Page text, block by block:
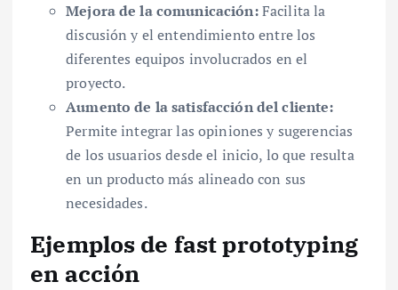
Mejora de la comunicación:Facilita la
discusión y el entendimiento entre los
diferentes equipos involucrados en el
proyecto.
Aumento de la satisfacción del cliente:
Permite integrar las opiniones y sugerencias
de los usuarios desde el inicio, lo que resulta
en un producto más alineado con sus
necesidades.
Ejemplos de fast prototyping
en acción